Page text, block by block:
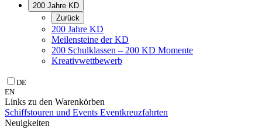
200 Jahre KD
Zurück
200 Jahre KD
Meilensteine der KD
200 Schulklassen – 200 KD Momente
Kreativwettbewerb
DE
EN
Links zu den Warenkörben
Schiffstouren und Events Eventkreuzfahrten
Neuigkeiten